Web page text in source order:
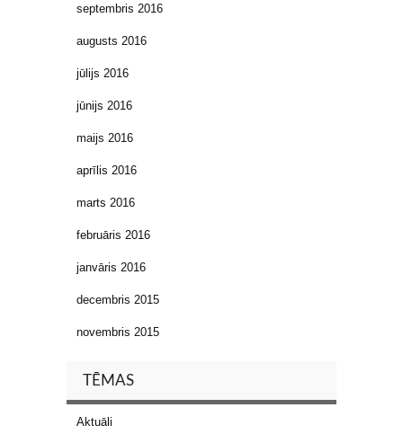
septembris 2016
augusts 2016
jūlijs 2016
jūnijs 2016
maijs 2016
aprīlis 2016
marts 2016
februāris 2016
janvāris 2016
decembris 2015
novembris 2015
TĒMAS
Aktuāli